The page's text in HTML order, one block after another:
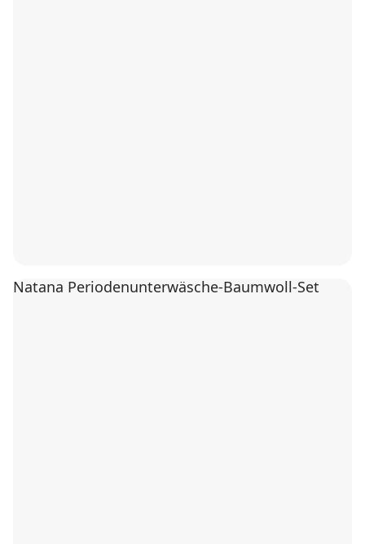
Natana Periodenunterwäsche-Baumwoll-Set